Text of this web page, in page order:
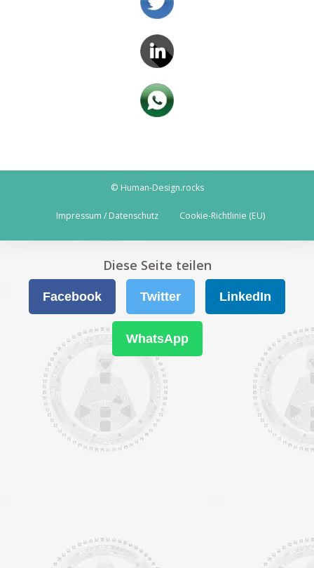
© Human-Design.rocks
Impressum / Datenschutz Cookie-Richtlinie (EU)
Diese Seite teilen
Facebook Twitter LinkedIn
WhatsApp